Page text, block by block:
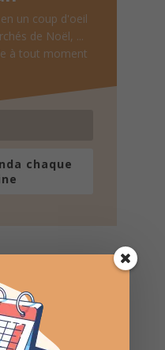
un coup d'oeil
de Noël, ...
à tout moment
chaque